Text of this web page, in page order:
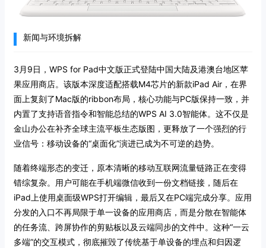
新闻与环境拆解
3月9日，WPS for Pad中文版正式登陆中国大陆及港澳台地区苹
果应用商店。该版本深度适配搭载M4芯片的新款iPad Air，在界
面上复刻了Mac版的ribbon布局，核心功能与PC版保持一致，并
内置了支持语音指令和智能总结的WPS AI 3.0智能体。这不仅是
金山办公在补齐全球主流平板生态版图，更释放了一个强烈的行
业信号：移动设备的“桌面化”演进已成为不可逆的趋势。
随着终端形态的变迁，原本清晰的移动互联网流量链路正在变得
错综复杂。用户可能在手机端微信收到一份文档链接，随后在
iPad上使用桌面级WPS打开编辑，最后又在PC端完成分享。应用
分发的入口不再局限于单一设备的应用商店，而是分散在智能体
的任务流、跨屏协作的剪贴板以及云端同步的文件中。这种“一云
多端”的交互模式，彻底摧毁了传统基于单设备的埋点和归因逻